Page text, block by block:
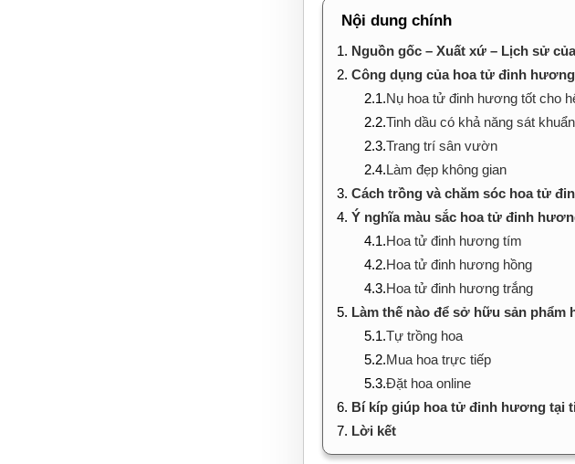
Nội dung chính
1. Nguồn gốc – Xuất xứ – Lịch sử
2. Công dụng của hoa tử đinh hương
2.1.Nụ hoa tử đinh hương tốt cho
2.2.Tinh dầu có khả năng sát khuẩn
2.3.Trang trí sân vườn
2.4.Làm đẹp không gian
3. Cách trồng và chăm sóc hoa tử
4. Ý nghĩa màu sắc hoa tử đinh
4.1.Hoa tử đinh hương tím
4.2.Hoa tử đinh hương hồng
4.3.Hoa tử đinh hương trắng
5. Làm thế nào để sở hữu sản
5.1.Tự trồng hoa
5.2.Mua hoa trực tiếp
5.3.Đặt hoa online
6. Bí kíp giúp hoa tử đinh hương tại
7. Lời kết